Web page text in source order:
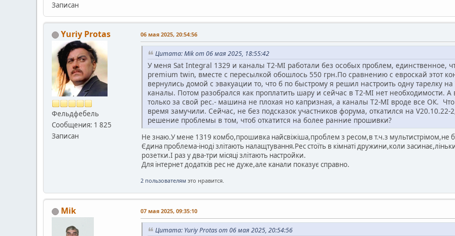
Записан
Yuriy Protas
Фельдфебель
Сообщения: 1 825
Записан
06 мая 2025, 20:54:56
Цитата: Mik от 06 мая 2025, 18:55:42
У меня Sat Integral 1329 и каналы T2-MI работали без особых проблем, единственное,
premium twin, вместе с пересылкой обошлось 550 грн.По сравнению с евроскай этот
вернулись домой с эвакуации то, что б по быстрому я решил настроить одну тарелку
каналы. Потом разобрался как проплатить шару и сейчас в T2-MI нет необходимости. А
только за свой рес.- машина не плохая но капризная, а каналы T2-MI вроде все ОК.
время замучили. Сейчас, не без подсказок участников форума, откатился на
решение проблемы в том, чтоб откатится на более ранние прошивки?
Не знаю.У мене 1319 комбо,прошивка найсвіжіша,проблем з ресом,в т.ч.з мультистрімом,не
Єдина проблема-іноді злітають налащтування.Рес стоїть в кімнаті дружини,коли
розетки.І раз у два-три місяці злітають настройки.
Для інтернет додатків рес не дуже,але канали показує справно.
2 пользователям это нравится.
Mik 07 мая 2025, 09:35:10
Цитата: Yuriy Protas от 06 мая 2025, 20:54:56